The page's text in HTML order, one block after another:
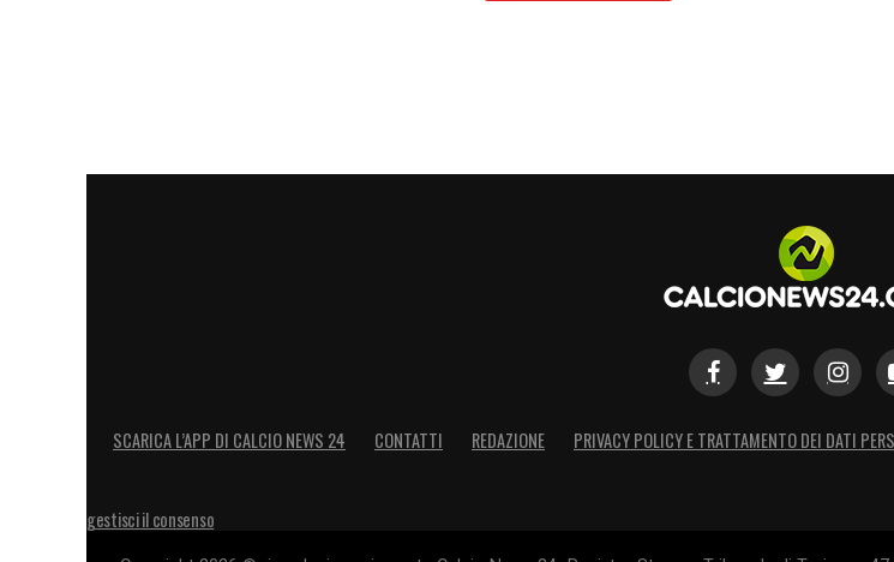
SCARICA L’APP DI CALCIO NEWS 24 CONTATTI REDAZIONE PRIVACY POLICY E TRATTAMENTO DEI DATI
gestisci il consenso